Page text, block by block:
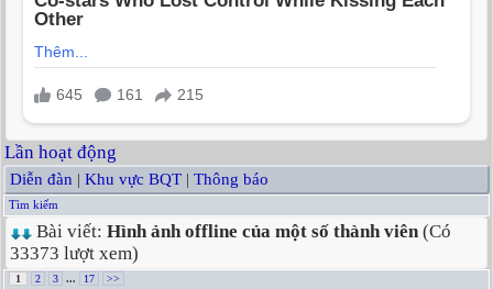
Lần hoạt động
Diễn đàn | Khu vực BQT | Thông báo
Tìm kiếm
Bài viết: Hình ảnh offline của một số thành viên(Có
33373 lượt xem)
1 2 3 ... 17 >>